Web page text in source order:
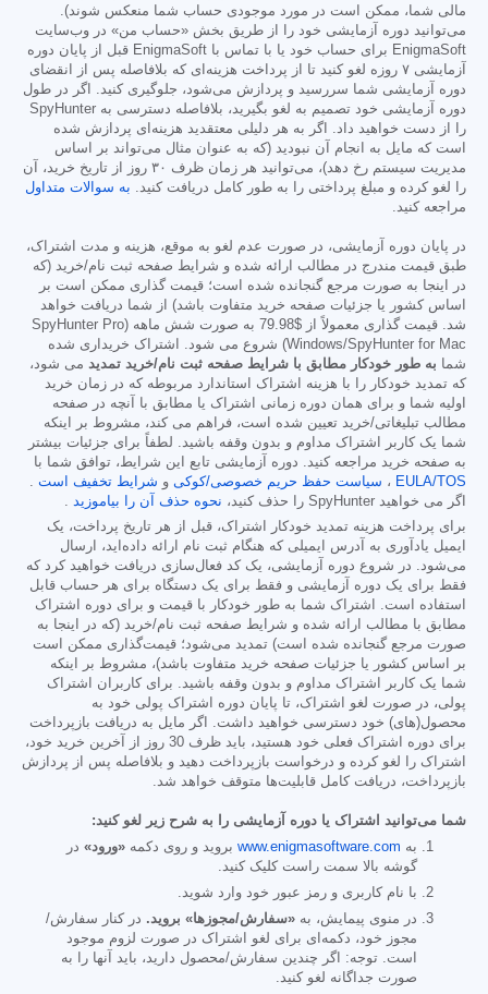
مالی شما، ممکن است در مورد موجودی حساب شما منعکس شوند).
می‌توانید دوره آزمایشی خود را از طریق بخش «حساب من» در وب‌سایت
EnigmaSoft برای حساب خود یا با تماس با EnigmaSoft قبل از پایان دوره
آزمایشی ۷ روزه لغو کنید تا از پرداخت هزینه‌ای که بلافاصله پس از انقضای
دوره آزمایشی شما سررسید و پردازش می‌شود، جلوگیری کنید. اگر در طول
دوره آزمایشی خود تصمیم به لغو بگیرید، بلافاصله دسترسی به SpyHunter
را از دست خواهید داد. اگر به هر دلیلی معتقدید هزینه‌ای پردازش شده
است که مایل به انجام آن نبودید (که به عنوان مثال می‌تواند بر اساس
مدیریت سیستم رخ دهد)، می‌توانید هر زمان ظرف ۳۰ روز از تاریخ خرید، آن
را لغو کرده و مبلغ پرداختی را به طور کامل دریافت کنید. به سوالات متداول
مراجعه کنید.
در پایان دوره آزمایشی، در صورت عدم لغو به موقع، هزینه و مدت اشتراک،
طبق قیمت مندرج در مطالب ارائه شده و شرایط صفحه ثبت نام/خرید (که
در اینجا به صورت مرجع گنجانده شده است؛ قیمت گذاری ممکن است بر
اساس کشور یا جزئیات صفحه خرید متفاوت باشد) از شما دریافت خواهد
شد. قیمت گذاری معمولاً از $79.98
به صورت شش ماهه (SpyHunter Pro
Windows/SpyHunter for Mac) شروع می شود. اشتراک خریداری شده
شما به طور خودکار مطابق با شرایط صفحه ثبت نام/خرید تمدید می شود،
که تمدید خودکار را با هزینه اشتراک استاندارد مربوطه که در زمان خرید
اولیه شما و برای همان دوره زمانی اشتراک یا مطابق با آنچه در صفحه
مطالب تبلیغاتی/خرید تعیین شده است، فراهم می کند، مشروط بر اینکه
شما یک کاربر اشتراک مداوم و بدون وقفه باشید. لطفاً برای جزئیات بیشتر
به صفحه خرید مراجعه کنید. دوره آزمایشی تابع این شرایط، توافق شما با
EULA/TOS ، سیاست حفظ حریم خصوصی/کوکی و شرایط تخفیف است
اگر می خواهید SpyHunter را حذف کنید،
نحوه حذف آن را بیاموزید
برای پرداخت هزینه تمدید خودکار اشتراک، قبل از هر تاریخ پرداخت، یک
ایمیل یادآوری به آدرس ایمیلی که هنگام ثبت نام ارائه داده‌اید، ارسال
می‌شود. در شروع دوره آزمایشی، یک کد فعال‌سازی دریافت خواهید کرد که
فقط برای یک دوره آزمایشی و فقط برای یک دستگاه برای هر حساب قابل
استفاده است. اشتراک شما به طور خودکار با قیمت و برای دوره اشتراک
مطابق با مطالب ارائه شده و شرایط صفحه ثبت نام/خرید (که در اینجا به
صورت مرجع گنجانده شده است) تمدید می‌شود؛ قیمت‌گذاری ممکن است
بر اساس کشور یا جزئیات صفحه خرید متفاوت باشد)، مشروط بر اینکه
شما یک کاربر اشتراک مداوم و بدون وقفه باشید. برای کاربران اشتراک
پولی، در صورت لغو اشتراک، تا پایان دوره اشتراک پولی خود به
محصول(های) خود دسترسی خواهید داشت. اگر مایل به دریافت بازپرداخت
برای دوره اشتراک فعلی خود هستید، باید ظرف 30 روز از آخرین خرید خود،
اشتراک را لغو کرده و درخواست بازپرداخت دهید و بلافاصله پس از پردازش
بازپرداخت، دریافت کامل قابلیت‌ها متوقف خواهد شد.
شما می‌توانید اشتراک یا دوره آزمایشی را به شرح زیر لغو کنید:
به www.enigmasoftware.com بروید و روی دکمه «ورود» در
گوشه بالا سمت راست کلیک کنید.
با نام کاربری و رمز عبور خود وارد شوید.
در منوی پیمایش، به «سفارش/مجوزها» بروید. در کنار سفارش/
مجوز خود، دکمه‌ای برای لغو اشتراک در صورت لزوم موجود
است. توجه: اگر چندین سفارش/محصول دارید، باید آنها را به
صورت جداگانه لغو کنید.